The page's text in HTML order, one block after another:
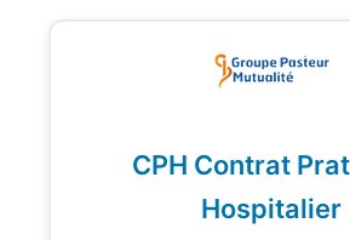
CPH Contrat
Hospitalier